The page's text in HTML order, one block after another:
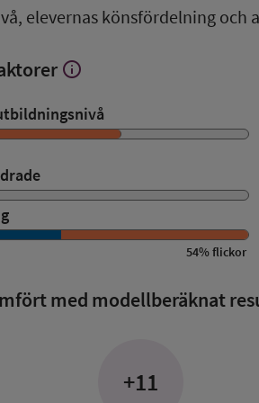
elevernas könsfördelning och
Visa
Bakgrundsfaktorer
info
54%flickor
med modellberäknat
+11